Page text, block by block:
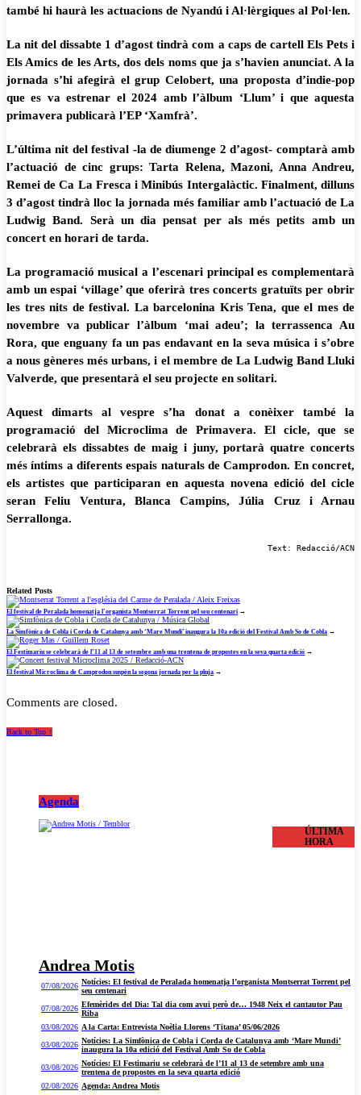
també hi haurà les actuacions de Nyandú i Al·lèrgiques al Pol·len.
La nit del dissabte 1 d’agost tindrà com a caps de cartell Els Pets i
Els Amics de les Arts, dos dels noms que ja s’havien anunciat. A la
jornada s’hi afegirà el grup Celobert, una proposta d’indie-pop
que es va estrenar el 2024 amb l’àlbum ‘Llum’ i que aquesta
primavera publicarà l’EP ‘Xamfrà’.
L’última nit del festival -la de diumenge 2 d’agost- comptarà amb
l’actuació de cinc grups: Tarta Relena, Mazoni, Anna Andreu,
Remei de Ca La Fresca i Minibús Intergalàctic. Finalment, dilluns
3 d’agost tindrà lloc la jornada més familiar amb l’actuació de La
Ludwig Band. Serà un dia pensat per als més petits amb un
concert en horari de tarda.
La programació musical a l’escenari principal es complementarà
amb un espai ‘village’ que oferirà tres concerts gratuïts per obrir
les tres nits de festival. La barcelonina Kris Tena, que el mes de
novembre va publicar l’àlbum ‘mai adeu’; la terrassenca Au
Rora, que enguany fa un pas endavant en la seva música i s’obre
a nous gèneres més urbans, i el membre de La Ludwig Band Lluki
Valverde, que presentarà el seu projecte en solitari.
Aquest dimarts al vespre s’ha donat a conèixer també la
programació del Microclima de Primavera. El cicle, que se
celebrarà els dissabtes de maig i juny, portarà quatre concerts
més íntims a diferents espais naturals de Camprodon. En concret,
els artistes que participaran en aquesta novena edició del cicle
seran Feliu Ventura, Blanca Campins, Júlia Cruz i Arnau
Serrallonga.
Text: Redacció/ACN
Related Posts
El festival de Peralada homenatja l’organista Montserrat Torrent pel seu centenari →
La Simfònica de Cobla i Corda de Catalunya amb ‘Mare Mundi’ inaugura la 10a edició del Festival Amb So de Cobla →
El Festimariu se celebrarà de l’11 al 13 de setembre amb una trentena de propostes en la seva quarta edició →
El festival Microclima de Camprodon suspèn la segona jornada per la pluja →
Comments are closed.
Back to Top ↑
Agenda
Andrea Motis
ÚLTIMA
HORA
07/08/2026 Notícies: El festival de Peralada homenatja l’organista Montserrat Torrent pel
seu centenari
07/08/2026 Efemèrides del Dia: Tal dia com avui però de… 1948 Neix el cantautor Pau
Riba
03/08/2026 A la Carta: Entrevista Noèlia Llorens ‘Titana’ 05/06/2026
03/08/2026 Notícies: La Simfònica de Cobla i Corda de Catalunya amb ‘Mare Mundi’
inaugura la 10a edició del Festival Amb So de Cobla
03/08/2026 Notícies: El Festimariu se celebrarà de l’11 al 13 de setembre amb una
trentena de propostes en la seva quarta edició
02/08/2026 Agenda: Andrea Motis